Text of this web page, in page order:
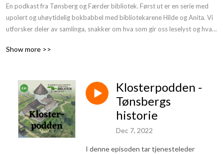
En podkast fra Tønsberg og Færder bibliotek. Først ut er en serie med
upolert og uhøytidelig bokbabbel med bibliotekarene Hilde og Anita. Vi
utforsker deler av samlinga, snakker om hva som gir oss leselyst og hva
alle, gjør det ikke?
Show more >>
Klosterpodden -
Tønsbergs
historie
Dec 7, 2022
I denne episoden tar tjenesteleder